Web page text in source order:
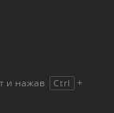
и нажав Ctrl +